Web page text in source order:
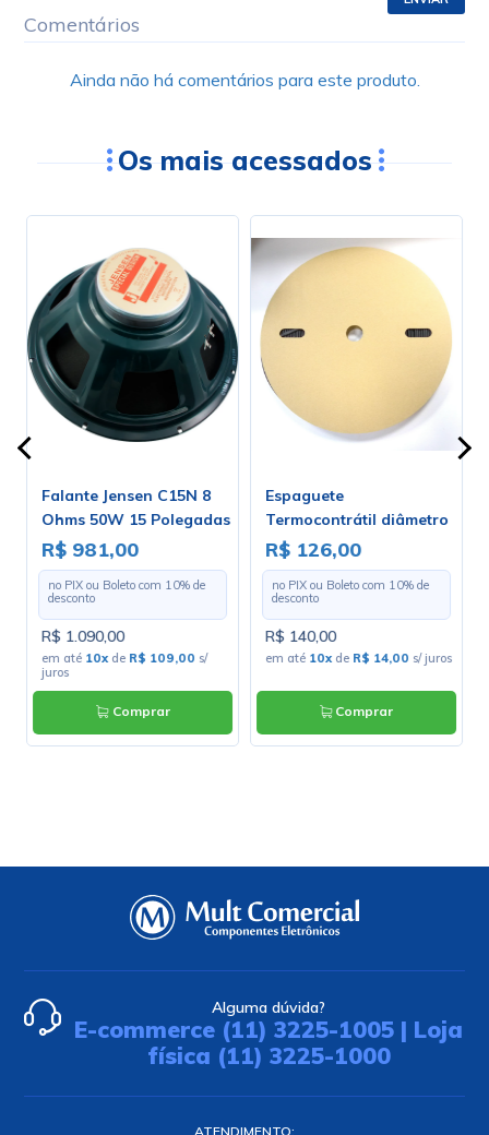
Comentários
Ainda não há comentários para este produto.
Os mais acessados
Falante Jensen C15N 8
Ohms 50W 15 Polegadas
- ZJ07050
R$ 981,00
no PIX ou Boleto com 10% de
desconto
R$ 1.090,00
em até 10xde R$ 109,00 s/
juros
Comprar
Espaguete
Termocontrátil diâmetro
de 3.2mm - Rolo Com 100
Metros
R$ 126,00
no PIX ou Boleto com 10% de
desconto
R$ 140,00
em até 10xde R$ 14,00 s/ juros
Comprar
Alguma dúvida?
E-commerce (11) 3225-1005 | Loja
física (11) 3225-1000
ATENDIMENTO: